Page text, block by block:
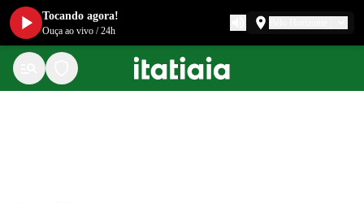
Tocando agora!
Ouça ao vivo /24h